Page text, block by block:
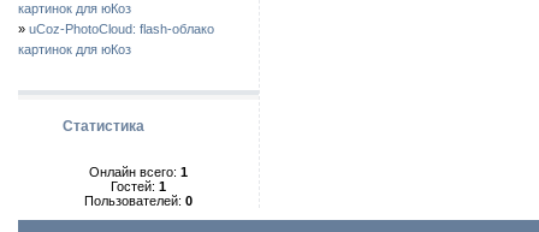
картинок для юКоз
» uCoz-PhotoCloud: flash-облако
картинок для юКоз
Статистика
Онлайн всего: 1
Гостей: 1
Пользователей: 0